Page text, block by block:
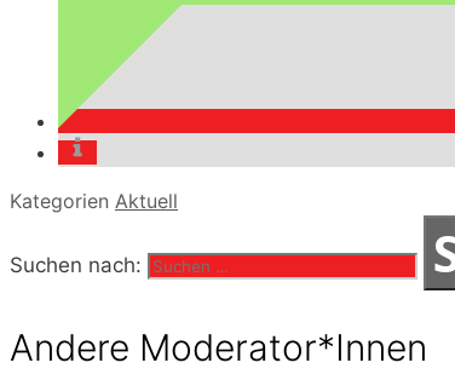
Kategorien Aktuell
Suchen nach:
Andere Moderator*Innen